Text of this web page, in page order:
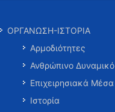
ΟΡΓΑΝΩΣΗ-ΙΣΤΟΡΙΑ
Αρμοδιότητες
Ανθρώπινο Δυναμικό
Επιχειρησιακά Μέσα
Ιστορία